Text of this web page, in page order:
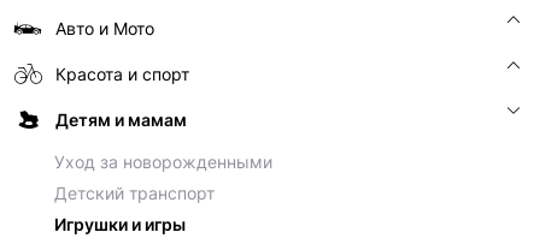
Авто и Мото
Красота и спорт
Детям и мамам
Уход за новорожденными
Детский транспорт
Игрушки и игры